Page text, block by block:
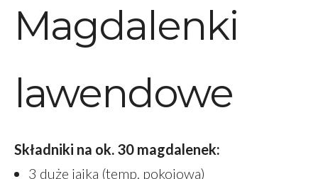
Magdalenki
lawendowe
Składniki na ok. 30 magdalenek:
3 duże jajka (temp. pokojowa)